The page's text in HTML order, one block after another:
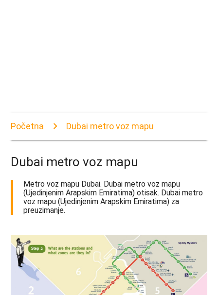
Početna Dubai metro voz mapu
Dubai metro voz mapu
Metro voz mapu Dubai. Dubai metro voz mapu
(Ujedinjenim Arapskim Emiratima) otisak. Dubai metro
voz mapu (Ujedinjenim Arapskim Emiratima) za
preuzimanje.